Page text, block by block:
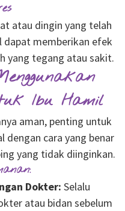
atau dingin yang telah
dapat memberikan efek
yang tegang atau sakit.
Ibu Hamil
aman, penting untuk
dengan cara yang benar
yang tidak diinginkan.
Dokter: Selalu
atau bidan sebelum